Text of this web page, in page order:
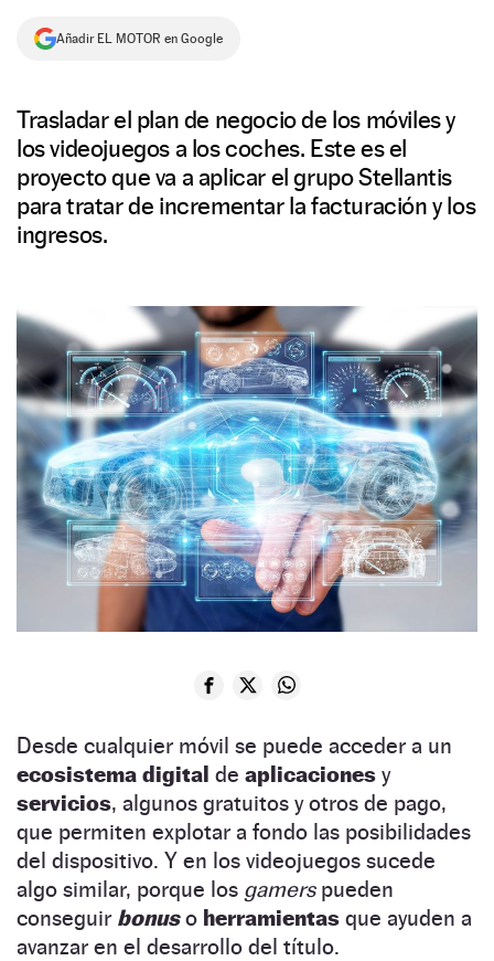
NEWSLETTER
Añadir EL MOTOR en Google
Trasladar el plan de negocio de los móviles y
los videojuegos a los coches. Este es el
proyecto que va a aplicar el grupo Stellantis
para tratar de incrementar la facturación y los
ingresos.
Desde cualquier móvil se puede acceder a un
ecosistema digital de aplicaciones y
servicios, algunos gratuitos y otros de pago,
que permiten explotar a fondo las posibilidades
del dispositivo. Y en los videojuegos sucede
algo similar, porque los gamers pueden
conseguir bonus o herramientas que ayuden a
avanzar en el desarrollo del título.